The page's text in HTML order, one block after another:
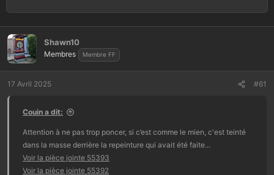
t
u
r
d
a
i
c
u
s
s
t
e
d
g
Shawn10
Membres Membre FF
17 Avril 2025 #61
Couin a dit:
Attention à ne pas trop poncer, si c’est comme le mien, c'est teinté
dans la masse derrière la repeinture qui avait été faite...
Voir la pièce jointe 55393
Voir la pièce jointe 55392